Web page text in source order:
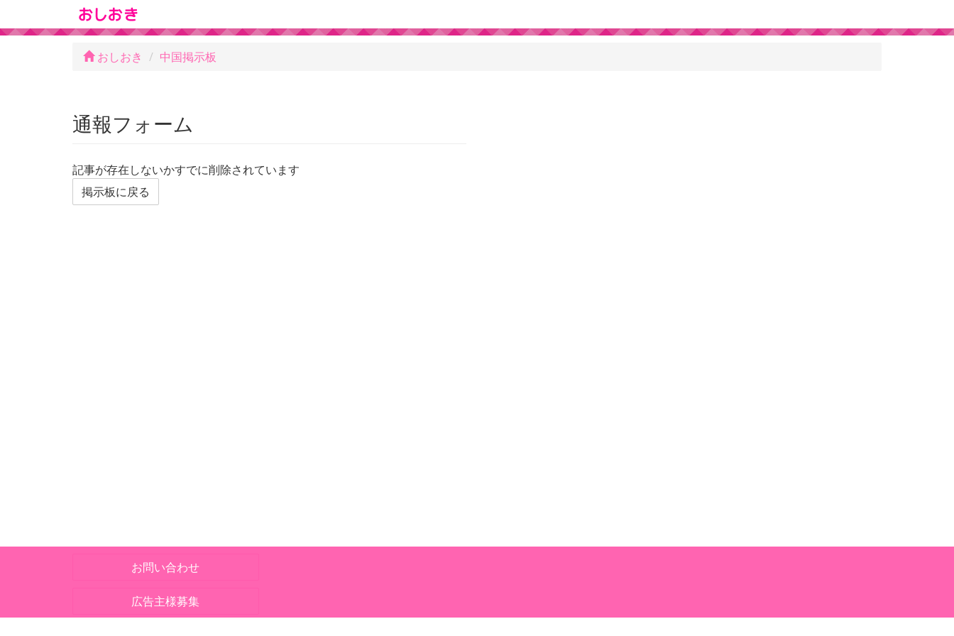
おしおき 中国掲示板
通報フォーム
記事が存在しないかすでに削除されています
掲示板に戻る
お問い合わせ
広告主様募集